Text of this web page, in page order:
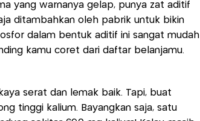
yang warnanya gelap, punya zat aditif
ditambahkan oleh pabrik untuk bikin
dalam bentuk aditif ini sangat mudah
kamu coret dari daftar belanjamu.
serat dan lemak baik. Tapi, buat
tinggi kalium. Bayangkan saja, satu